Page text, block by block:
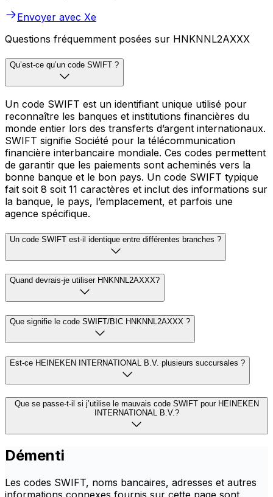
Envoyer avec Xe
Questions fréquemment posées sur HNKNNL2AXXX
Qu’est-ce qu’un code SWIFT ?
Un code SWIFT est un identifiant unique utilisé pour
reconnaître les banques et institutions financières du
monde entier lors des transferts d’argent internationaux.
SWIFT signifie Société pour la télécommunication
financière interbancaire mondiale. Ces codes permettent
de garantir que les paiements sont acheminés vers la
bonne banque et le bon pays. Un code SWIFT typique
fait soit 8 soit 11 caractères et inclut des informations sur
la banque, le pays, l’emplacement, et parfois une
agence spécifique.
Un code SWIFT est-il identique entre différentes branches ?
Quand devrais-je utiliser HNKNNL2AXXX?
Que signifie le code SWIFT/BIC HNKNNL2AXXX ?
Est-ce HEINEKEN INTERNATIONAL B.V. plusieurs succursales ?
Que se passe-t-il si j’utilise le mauvais code SWIFT pour HEINEKEN
INTERNATIONAL B.V.?
Démenti
Les codes SWIFT, noms bancaires, adresses et autres